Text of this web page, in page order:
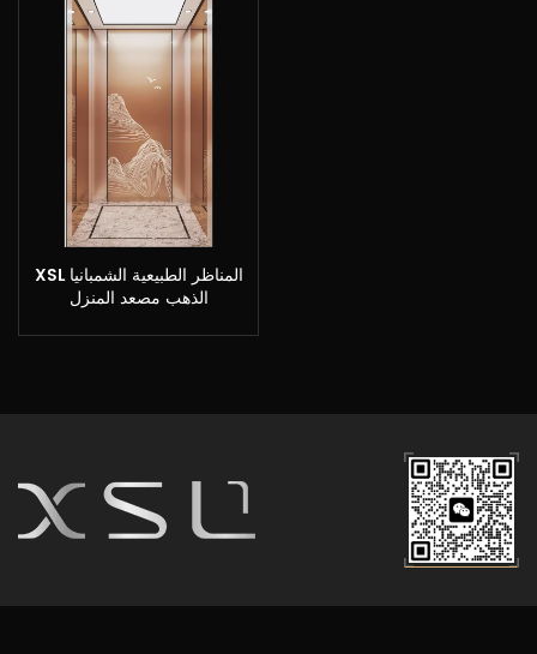
XSL المناظر الطبيعية الشمبانيا
الذهب مصعد المنزل